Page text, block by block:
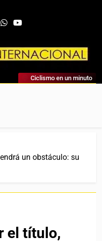
Entrevistas, Análisis,
Ciclista De Referencia.
Ciclismo en un minuto
un obstáculo: su
el título,